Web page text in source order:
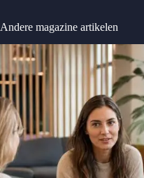
Andere magazine artikelen